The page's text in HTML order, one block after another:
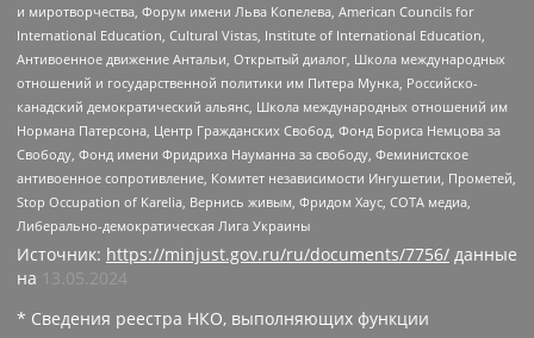
и миротворчества, Форум имени Льва Копелева, American Councils for
International Education, Cultural Vistas, Institute of International Education,
Антивоенное движение Антальи, Открытый диалог, Школа международных
отношений и государственной политики им Питера Мунка, Российско-
канадский демократический альянс, Школа международных отношений им
Нормана Патерсона, Центр Гражданских Свобод, Фонд Бориса Немцова за
Свободу, Фонд имени Фридриха Науманна за свободу, Феминистское
антивоенное сопротивление, Комитет независимости Ингушетии, Прометей,
Stop Occupation of Karelia, Вернись живым, Фридом Хаус, СОТА медиа,
Либерально-демократическая Лига Украины
Источник: https://minjust.gov.ru/ru/documents/7756/ данные
на
13.05.2024
* Сведения реестра НКО, выполняющих функции